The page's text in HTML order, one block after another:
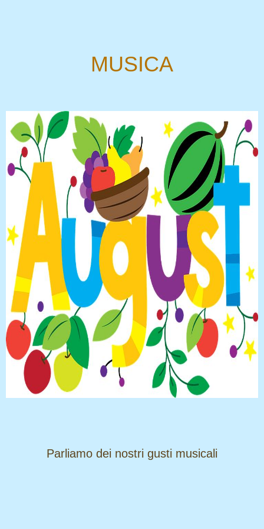
MUSICA
​​​​​​​Parliamo dei nostri gusti musicali